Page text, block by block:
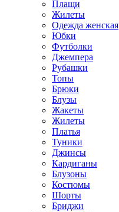
Плащи
Жилеты
Одежда женская
Юбки
Футболки
Джемпера
Рубашки
Топы
Брюки
Блузы
Жакеты
Жилеты
Платья
Туники
Джинсы
Кардиганы
Блузоны
Костюмы
Шорты
Бриджи